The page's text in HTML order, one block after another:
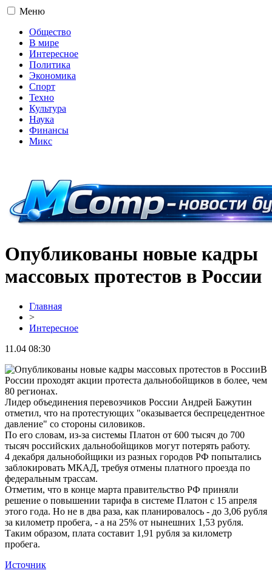
Меню
Общество
В мире
Интересное
Политика
Экономика
Спорт
Техно
Культура
Наука
Финансы
Микс
Опубликованы новые кадры
массовых протестов в России
Главная
>
Интересное
11.04 08:30
В
России проходят акции протеста дальнобойщиков в более, чем
80 регионах.
Лидер объединения перевозчиков России Андрей Бажутин
отметил, что на протестующих "оказывается беспрецедентное
давление" со стороны силовиков.
По его словам, из-за системы Платон от 600 тысяч до 700
тысяч российских дальнобойщиков могут потерять работу.
4 декабря дальнобойщики из разных городов РФ попытались
заблокировать МКАД, требуя отмены платного проезда по
федеральным трассам.
Отметим, что в конце марта правительство РФ приняли
решение о повышении тарифа в системе Платон с 15 апреля
этого года. Но не в два раза, как планировалось - до 3,06 рубля
за километр пробега, - а на 25% от нынешних 1,53 рубля.
Таким образом, плата составит 1,91 рубля за километр
пробега.
Источник